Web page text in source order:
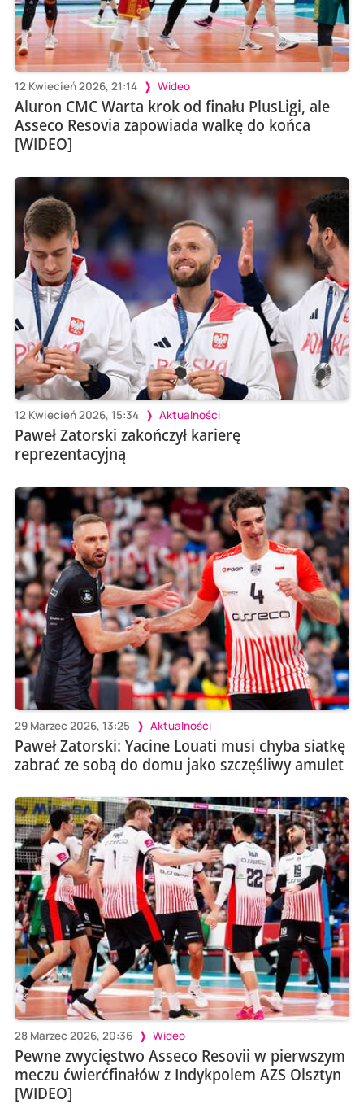
12 Kwiecień 2026, 21:14 Wideo
Aluron CMC Warta krok od finału PlusLigi, ale
Asseco Resovia zapowiada walkę do końca
[WIDEO]
12 Kwiecień 2026, 15:34 Aktualności
Paweł Zatorski zakończył karierę
reprezentacyjną
29 Marzec 2026, 13:25 Aktualności
Paweł Zatorski: Yacine Louati musi chyba siatkę
zabrać ze sobą do domu jako szczęśliwy amulet
28 Marzec 2026, 20:36 Wideo
Pewne zwycięstwo Asseco Resovii w pierwszym
meczu ćwierćfinałów z Indykpolem AZS Olsztyn
[WIDEO]